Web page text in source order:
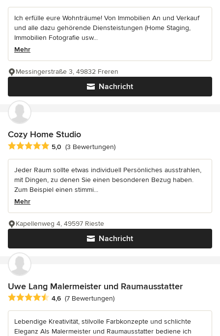
Ich erfülle eure Wohnträume! Von Immobilien An und Verkauf
und alle dazu gehörende Diensteistungen (Home Staging,
Immobilien Fotografie usw...
Mehr
Nachricht
Messingerstraße 3, 49832 Freren
Cozy Home Studio
Durchschnittliche Bewertung: 5 von 5 Sternen
5,0 (3 Bewertungen)
Jeder Raum sollte etwas individuell Persönliches ausstrahlen,
mit Dingen, zu denen Sie einen besonderen Bezug haben.
Zum Beispiel einen stimmi...
Mehr
Nachricht
Kapellenweg 4, 49597 Rieste
Uwe Lang Malermeister und Raumausstatter
Durchschnittliche Bewertung: 4.6 von 5 Sternen
4,6 (7 Bewertungen)
Lebendige Kreativität, stilvolle Farbkonzepte und schlichte
Eleganz Als Malermeister und Raumausstatter bediene ich